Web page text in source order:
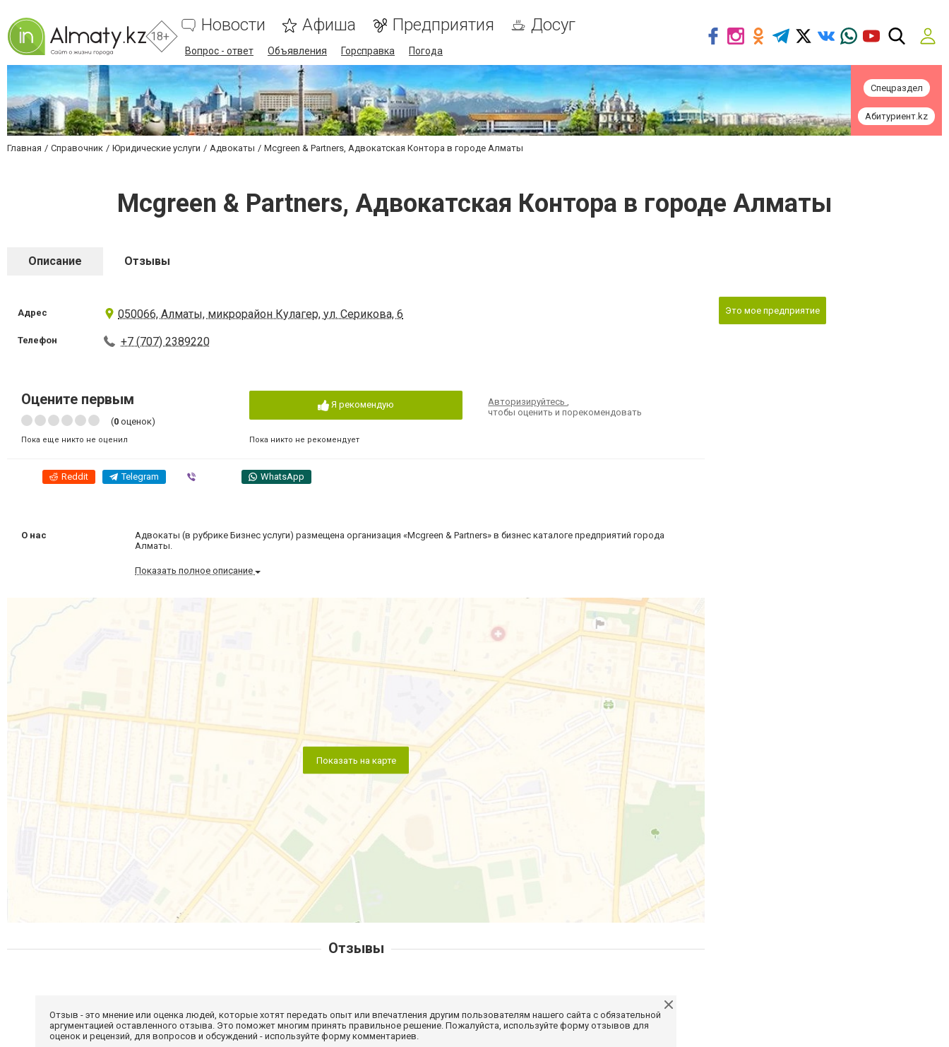
18+
Новости Афиша Предприятия Досуг
Вопрос - ответ Объявления Горсправка Погода
Спецраздел
Абитуриент.kz
Главная Справочник Юридические услуги Адвокаты Mcgreen & Partners, Адвокатская Контора в городе Алматы
Mcgreen & Partners, Адвокатская Контора в городе Алматы
Описание Отзывы
Адрес 050066, Алматы, микрорайон Кулагер, ул. Серикова, 6
Телефон +7 (707) 2389220
Оцените первым
(0 оценок)
Пока еще никто не оценил
Я рекомендую
Пока никто не рекомендует
Авторизируйтесь,
чтобы оценить и порекомендовать
Reddit Telegram WhatsApp
О нас
Адвокаты (в рубрике Бизнес услуги) размещена организация «Mcgreen & Partners» в бизнес каталоге предприятий города
Алматы.
Показать полное описание
Показать на карте
Это мое предприятие
Отзывы
Отзыв - это мнение или оценка людей, которые хотят передать опыт или впечатления другим пользователям нашего сайта с обязательной
аргументацией оставленного отзыва. Это поможет многим принять правильное решение. Пожалуйста, используйте форму отзывов для
оценок и рецензий, для вопросов и обсуждений - используйте форму комментариев.